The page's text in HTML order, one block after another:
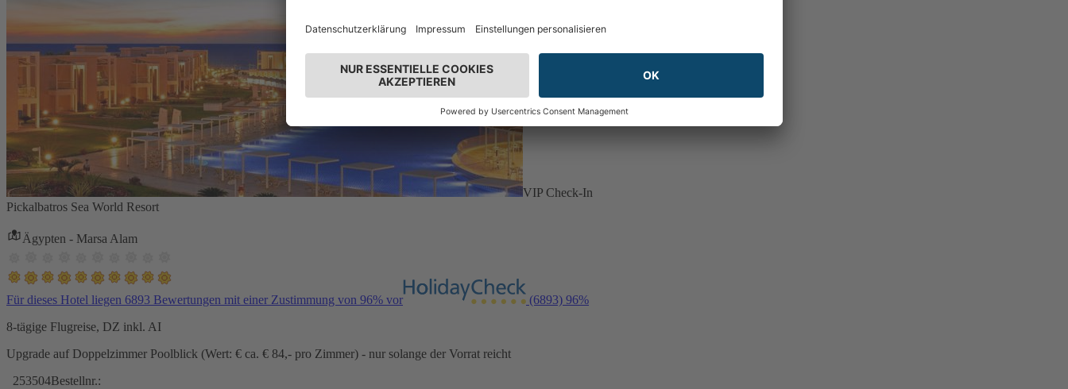
VIP Check-In
Pickalbatros Sea World Resort
Ägypten - Marsa Alam
Für dieses Hotel liegen 6893 Bewertungen mit einer Zustimmung von 96% vor (6893) 96%
8-tägige Flugreise, DZ inkl. AI
Upgrade auf Doppelzimmer Poolblick (Wert: € ca. € 84,- pro Zimmer) - nur solange der Vorrat reicht
253504Bestellnr.: